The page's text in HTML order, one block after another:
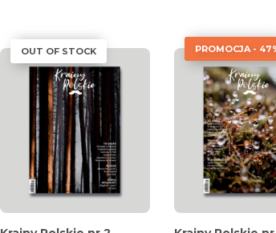
OUT OF STOCK PROMOCJA -